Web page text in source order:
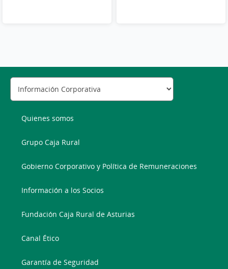
Quienes somos
Grupo Caja Rural
Gobierno Corporativo y Política de Remuneraciones
Información a los Socios
Fundación Caja Rural de Asturias
Canal Ético
Garantía de Seguridad